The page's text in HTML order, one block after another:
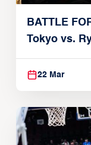
BATTLE
Tokyo vs.
22, 2026)
22 Mar